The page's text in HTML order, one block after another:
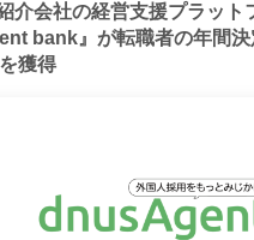
介会社の経営支援プラット
bank』が転職者の年間
獲得